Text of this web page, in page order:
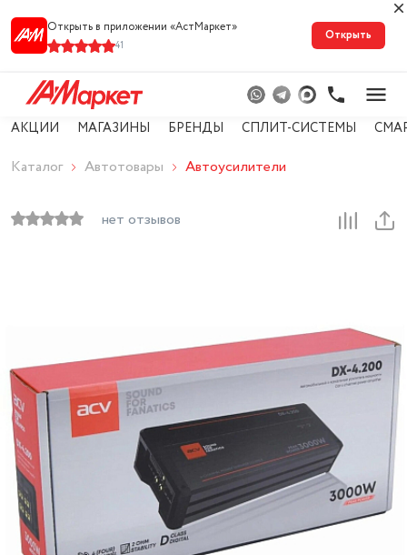
Открыть в приложении «АстМарке‪т‬»
41
Открыть
АКЦИИ МАГАЗИНЫ БРЕНДЫ СПЛИТ-СИСТЕМЫ
Каталог Автотовары Автоусилители
нет отзывов